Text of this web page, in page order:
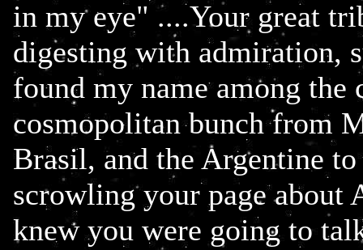
in my eye" ....Your great
digesting with admiration,
found my name among the
cosmopolitan bunch from
Brasil, and the Argentine
scrowling your page
knew you were going to